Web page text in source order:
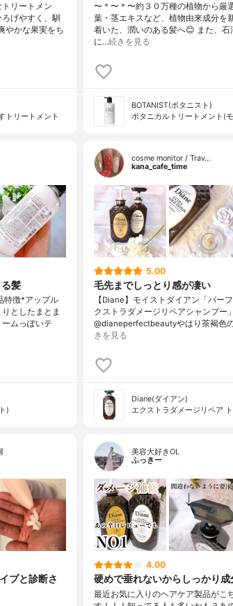
リートメン
げやすく、馴
やかな果実をち
トリートメント
〜＊〜＊〜約３０万種の植物から厳
葉・茎エキスなど、植物由来成分を
着いた、潤いのある髪へ😊 また、石
に…続きを見る
BOTANIST(ボタニスト)
ボタニカルトリートメント(
髪
特徴*アップル
としたまとま
ムっぽいテ
)
cosme monitor / Trav…
kana_cafe_time
5.00
毛先までしっとり感が凄い
【Diane】モイストダイアン「パー
クストラダメージリペアシャンプー」
@dianeperfectbeautyやはり茶褐色
きを見る
Diane(ダイアン)
エクストラダメージリペア
プと診断さ
美容大好きOL
ふっきー
4.00
硬めで垂れないからしっかり成
最近お気に入りのヘアケア製品がこ